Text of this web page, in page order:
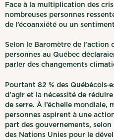
Face à la multiplication des
nombreuses personnes
de l’écoanxiété ou un
Selon le Baromètre de
personnes au Québec
parler des changements
Pourtant 82 % des
d’agir et la nécessité de
de serre. À l’échelle mondiale,
personnes aspirent à une
part des gouvernements,
des Nations Unies pour le